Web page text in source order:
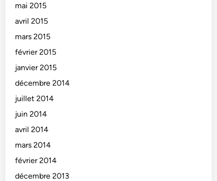
mai 2015
avril 2015
mars 2015
février 2015
janvier 2015
décembre 2014
juillet 2014
juin 2014
avril 2014
mars 2014
février 2014
décembre 2013